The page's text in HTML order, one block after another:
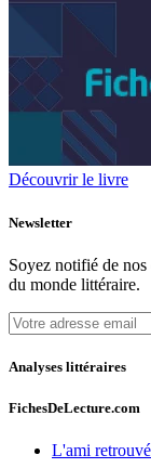
Découvrir le livre
Newsletter
Soyez notifié de nos
du monde littéraire.
Analyses littéraires
FichesDeLecture.com
L'ami